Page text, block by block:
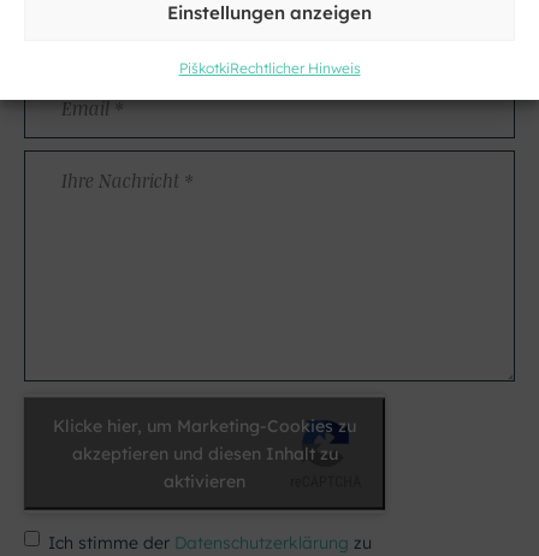
Einstellungen anzeigen
PiškotkiRechtlicher Hinweis
Nachricht
Klicke hier, um Marketing-Cookies zu
akzeptieren und diesen Inhalt zu
aktivieren
Ich stimme der Datenschutzerklärung zu